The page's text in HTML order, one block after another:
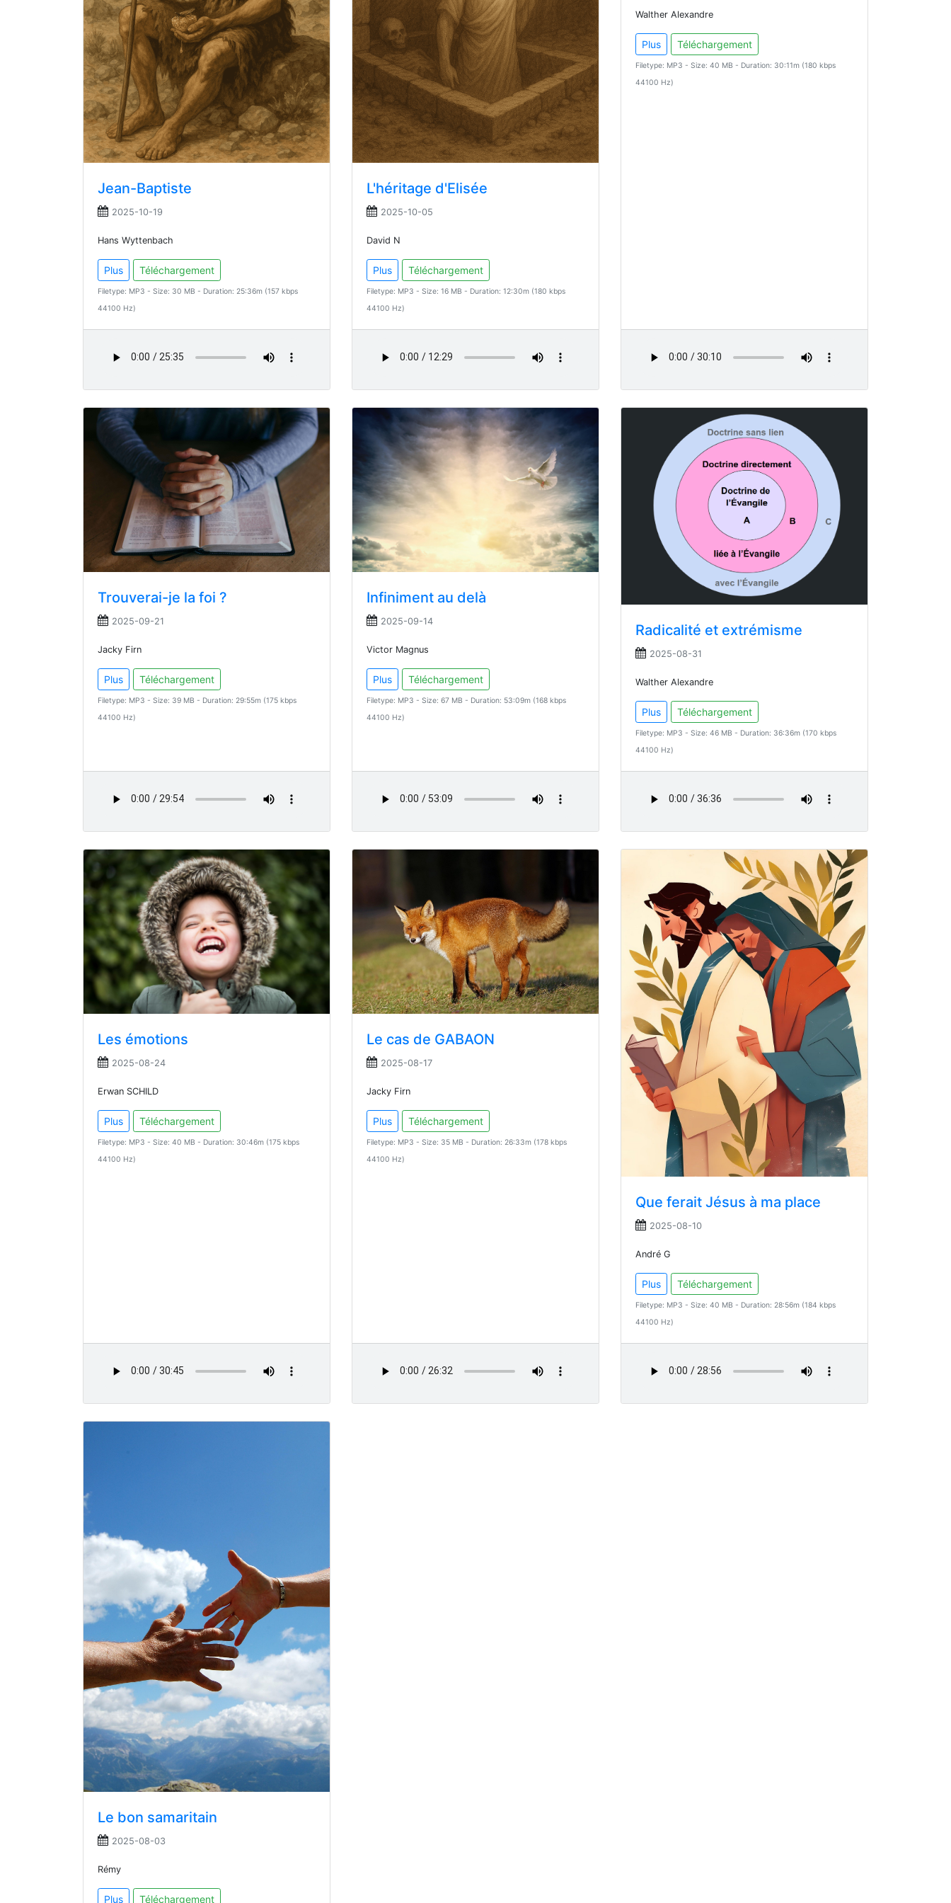
Jean-Baptiste
2025-10-19
Hans Wyttenbach
Plus Téléchargement
Filetype: MP3 - Size: 30 MB - Duration: 25:36m (157 kbps
44100 Hz)
L'héritage d'Elisée
2025-10-05
David N
Plus Téléchargement
Filetype: MP3 - Size: 16 MB - Duration: 12:30m (180 kbps
44100 Hz)
Walther Alexandre
Plus Téléchargement
Filetype: MP3 - Size: 40 MB - Duration: 30:11m (180 kbps
44100 Hz)
Trouverai-je la foi ?
2025-09-21
Jacky Firn
Plus Téléchargement
Filetype: MP3 - Size: 39 MB - Duration: 29:55m (175 kbps
44100 Hz)
Infiniment au delà
2025-09-14
Victor Magnus
Plus Téléchargement
Filetype: MP3 - Size: 67 MB - Duration: 53:09m (168 kbps
44100 Hz)
Radicalité et extrémisme
2025-08-31
Walther Alexandre
Plus Téléchargement
Filetype: MP3 - Size: 46 MB - Duration: 36:36m (170 kbps
44100 Hz)
Les émotions
2025-08-24
Erwan SCHILD
Plus Téléchargement
Filetype: MP3 - Size: 40 MB - Duration: 30:46m (175 kbps
44100 Hz)
Le cas de GABAON
2025-08-17
Jacky Firn
Plus Téléchargement
Filetype: MP3 - Size: 35 MB - Duration: 26:33m (178 kbps
44100 Hz)
Que ferait Jésus à ma place
2025-08-10
André G
Plus Téléchargement
Filetype: MP3 - Size: 40 MB - Duration: 28:56m (184 kbps
44100 Hz)
Le bon samaritain
2025-08-03
Rémy
Plus Téléchargement